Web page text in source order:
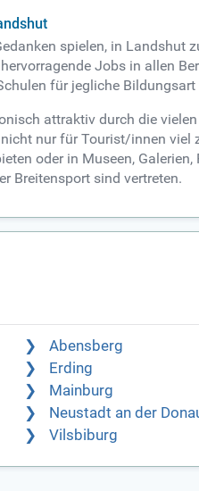
spielen, in Landshut
Jobs in allen
für jegliche
attraktiv durch die
nur für Tourist/innen
oder in Museen,
Breitensport sind vertreten.
Abensberg
Erding
Mainburg
Neustadt an der
Vilsbiburg